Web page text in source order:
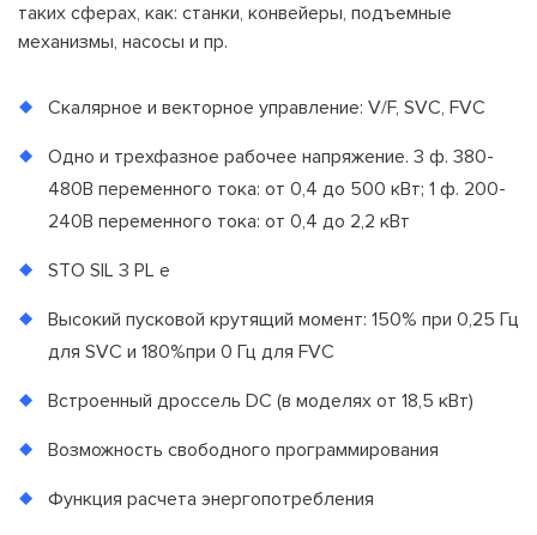
таких сферах, как: станки, конвейеры, подъемные
механизмы, насосы и пр.
Скалярное и векторное управление: V/F, SVC, FVC
Одно и трехфазное рабочее напряжение. 3 ф. 380-
480В переменного тока: от 0,4 до 500 кВт; 1 ф. 200-
240В переменного тока: от 0,4 до 2,2 кВт
STO SIL 3 PL e
Высокий пусковой крутящий момент: 150% при 0,25 Гц
для SVC и 180%при 0 Гц для FVC
Встроенный дроссель DC (в моделях от 18,5 кВт)
Возможность свободного программирования
Функция расчета энергопотребления